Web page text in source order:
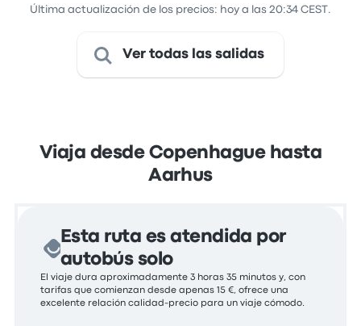
Última actualización de los precios: hoy a las 20:34 CEST.
Ver todas las salidas
Viaja desde Copenhague hasta
Aarhus
Esta ruta es atendida por
autobús solo
El viaje dura aproximadamente 3 horas 35 minutos y, con
tarifas que comienzan desde apenas 15 €, ofrece una
excelente relación calidad-precio para un viaje cómodo.